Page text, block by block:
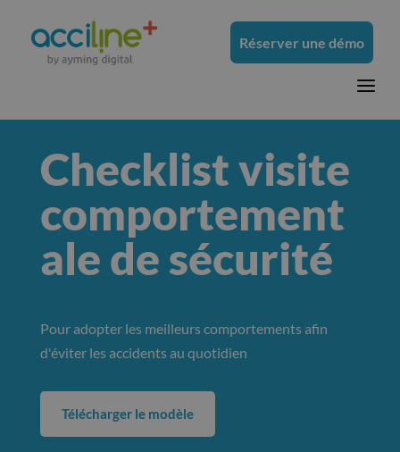
Réserver une démo
a
Checklist visite
comportement
ale de sécurité
Pour adopter les meilleurs comportements afin
d'éviter les accidents au quotidien
Télécharger le modèle